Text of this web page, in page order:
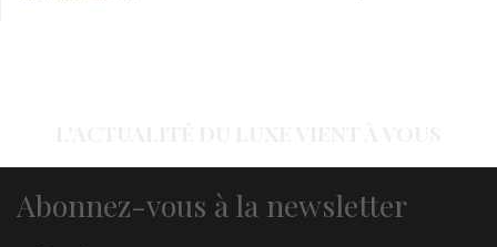
Abonnez-vous à la newsletter